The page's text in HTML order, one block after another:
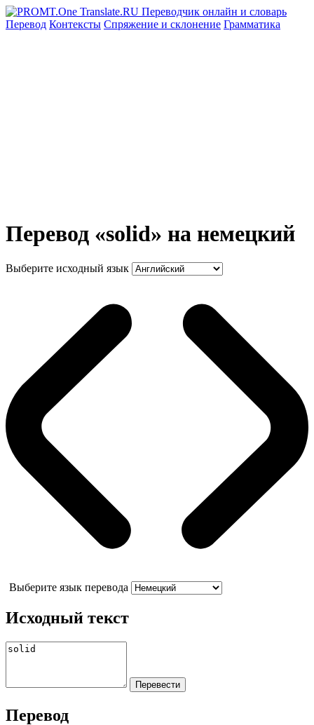
Перевод Контексты Спряжение и склонение Грамматика
Перевод «solid» на немецкий
Выберите исходный язык
Выберите язык перевода
Исходный текст
Перевод